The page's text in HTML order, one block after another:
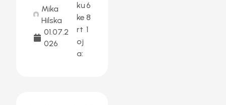
Mika
Hilska
01.07.2
026
ku
ke
rt
oj
a:
6
8
1